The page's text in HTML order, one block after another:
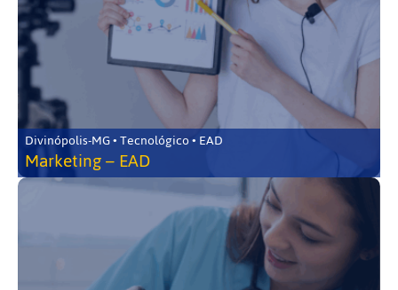
Divinópolis-MG • Tecnológico • EAD
Marketing – EAD